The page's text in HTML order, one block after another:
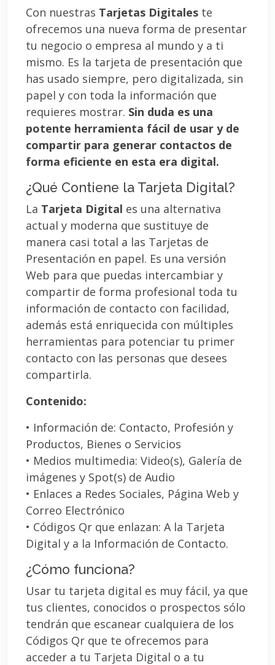
Con nuestras Tarjetas Digitales te
ofrecemos una nueva forma de presentar
tu negocio o empresa al mundo y a ti
mismo. Es la tarjeta de presentación que
has usado siempre, pero digitalizada, sin
papel y con toda la información que
requieres mostrar. Sin duda es una
potente herramienta fácil de usar y de
compartir para generar contactos de
forma eficiente en esta era digital.
¿Qué Contiene la Tarjeta Digital?
La Tarjeta Digital es una alternativa
actual y moderna que sustituye de
manera casi total a las Tarjetas de
Presentación en papel. Es una versión
Web para que puedas intercambiar y
compartir de forma profesional toda tu
información de contacto con facilidad,
además está enriquecida con múltiples
herramientas para potenciar tu primer
contacto con las personas que desees
compartirla.
Contenido:
• Información de: Contacto, Profesión y
Productos, Bienes o Servicios
• Medios multimedia: Video(s), Galería de
imágenes y Spot(s) de Audio
• Enlaces a Redes Sociales, Página Web y
Correo Electrónico
• Códigos Qr que enlazan: A la Tarjeta
Digital y a la Información de Contacto.
¿Cómo funciona?
Usar tu tarjeta digital es muy fácil, ya que
tus clientes, conocidos o prospectos sólo
tendrán que escanear cualquiera de los
Códigos Qr que te ofrecemos para
acceder a tu Tarjeta Digital o a tu